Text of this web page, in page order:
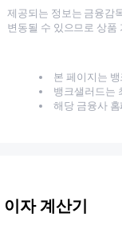
제공되는 정보는 금융감
변동될 수 있으므로 상품
본 페이지는
뱅크샐러드는
해당 금융사
이자 계산기